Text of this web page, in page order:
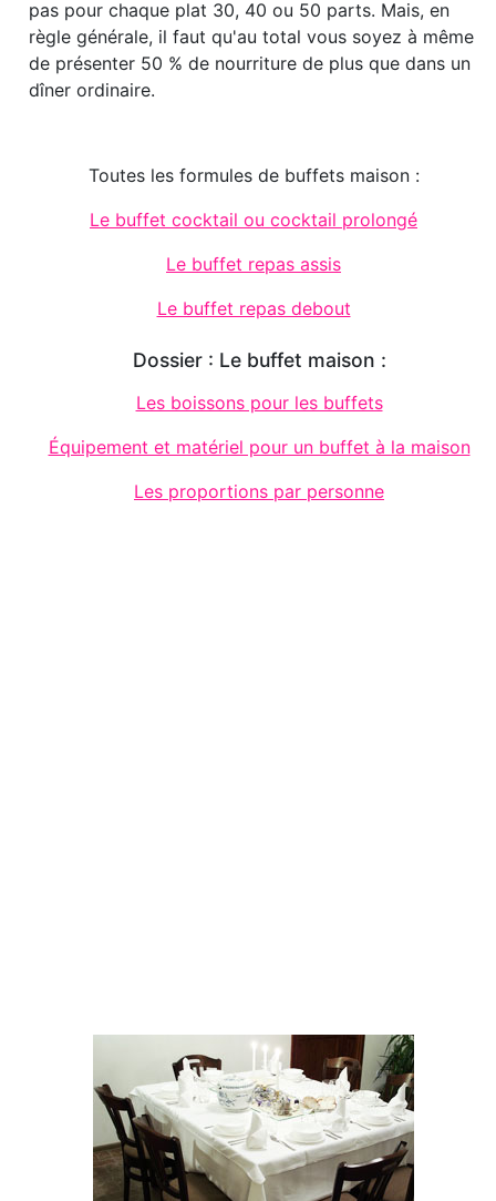
pas pour chaque plat 30, 40 ou 50 parts. Mais, en
règle générale, il faut qu'au total vous soyez à même
de présenter 50 % de nourriture de plus que dans un
dîner ordinaire.
Toutes les formules de buffets maison :
Le buffet cocktail ou cocktail prolongé
Le buffet repas assis
Le buffet repas debout
Dossier : Le buffet maison :
Les boissons pour les buffets
Équipement et matériel pour un buffet à la maison
Les proportions par personne